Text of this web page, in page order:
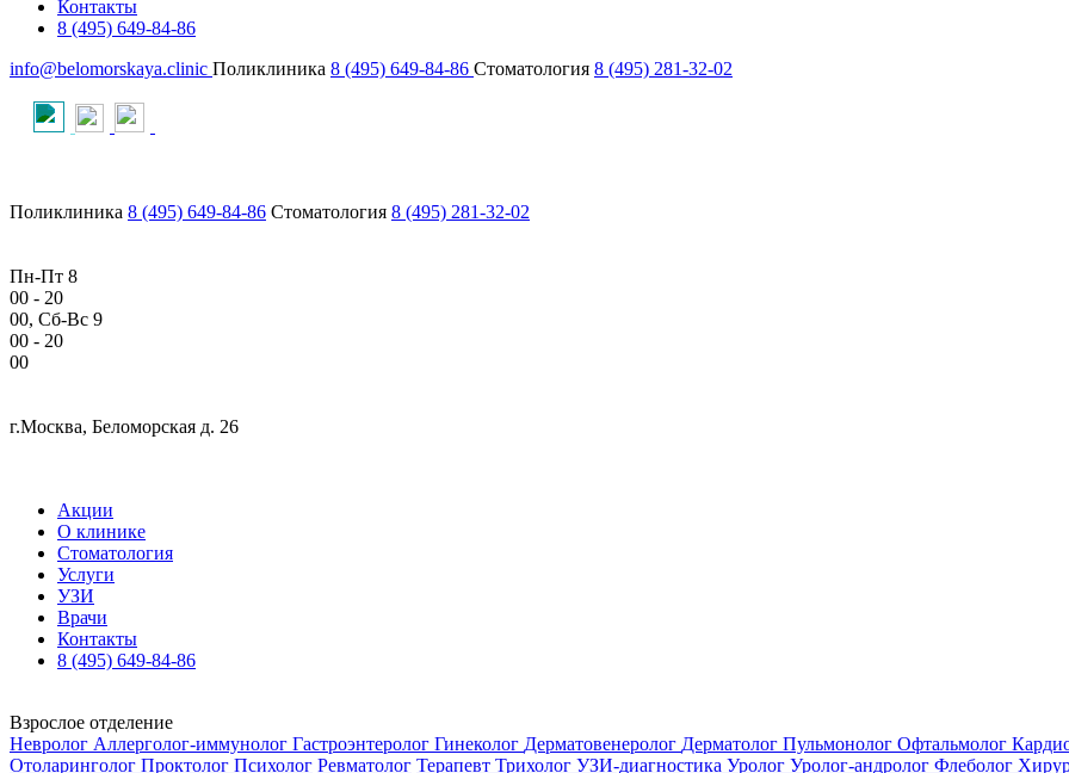
Контакты
8 (495) 649-84-86
info@belomorskaya.clinic Поликлиника 8 (495) 649-84-86 Стоматология 8 (495) 281-32-02
Поликлиника 8 (495) 649-84-86 Стоматология 8 (495) 281-32-02
Пн-Пт 8
00 - 20
00, Сб-Вс 9
00 - 20
00
г.Москва, Беломорская д. 26
Акции
О клинике
Стоматология
Услуги
УЗИ
Врачи
Контакты
8 (495) 649-84-86
Взрослое отделение
Невролог Аллерголог-иммунолог Гастроэнтеролог Гинеколог Дерматовенеролог Дерматолог Пульмонолог Офтальмолог
Отоларинголог Проктолог Психолог Ревматолог Терапевт Трихолог УЗИ-диагностика Уролог Уролог-андролог Флеболог